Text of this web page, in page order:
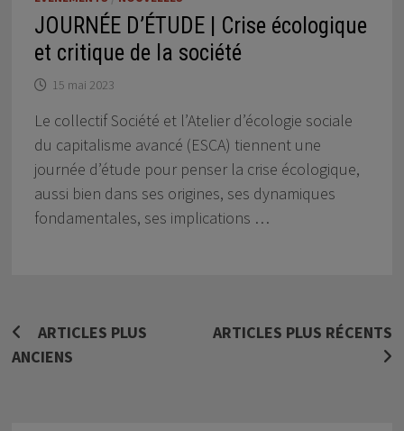
JOURNÉE D’ÉTUDE | Crise écologique
et critique de la société
15 mai 2023
Le collectif Société et l’Atelier d’écologie sociale
du capitalisme avancé (ESCA) tiennent une
journée d’étude pour penser la crise écologique,
aussi bien dans ses origines, ses dynamiques
fondamentales, ses implications …
Navigation
des
ARTICLES PLUS
ANCIENS
ARTICLES PLUS RÉCENTS